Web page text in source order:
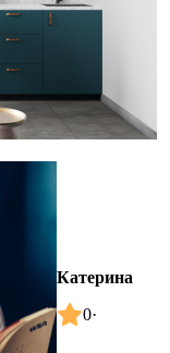
Катерина
0·